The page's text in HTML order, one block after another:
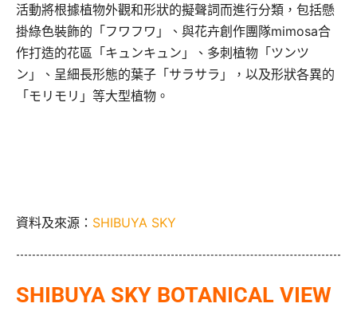
活動將根據植物外觀和形狀的擬聲詞而進行分類，包括懸
掛綠色裝飾的「フワフワ」、與花卉創作團隊mimosa合
作打造的花區「キュンキュン」、多刺植物「ツンツ
ン」、呈細長形態的葉子「サラサラ」，以及形狀各異的
「モリモリ」等大型植物。
資料及來源： SHIBUYA SKY
SHIBUYA SKY BOTANICAL VIEW